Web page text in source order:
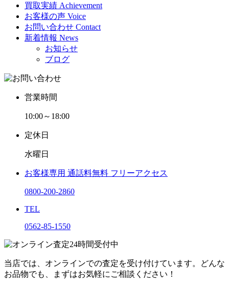
買取実績 Achievement
お客様の声 Voice
お問い合わせ Contact
新着情報 News
お知らせ
ブログ
営業時間
10:00～18:00
定休日
水曜日
お客様専用 通話料無料 フリーアクセス
0800-200-2860
TEL
0562-85-1550
当店では、オンラインでの査定を受け付けています。どんな
お品物でも、まずはお気軽にご相談ください！